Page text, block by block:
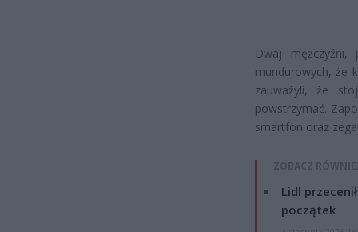
Dwaj mężczyźni,
mundurowych, że
zauważyli, że
powstrzymać.
smartfon oraz
ZOBACZ
Lidl
początek